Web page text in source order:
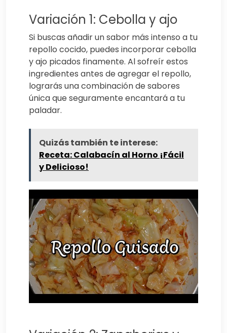
Variación 1: Cebolla y ajo
Si buscas añadir un sabor más intenso a tu
repollo cocido, puedes incorporar cebolla
y ajo picados finamente. Al sofreír estos
ingredientes antes de agregar el repollo,
lograrás una combinación de sabores
única que seguramente encantará a tu
paladar.
Quizás también te interese:
Receta: Calabacín al Horno ¡Fácil
y Delicioso!